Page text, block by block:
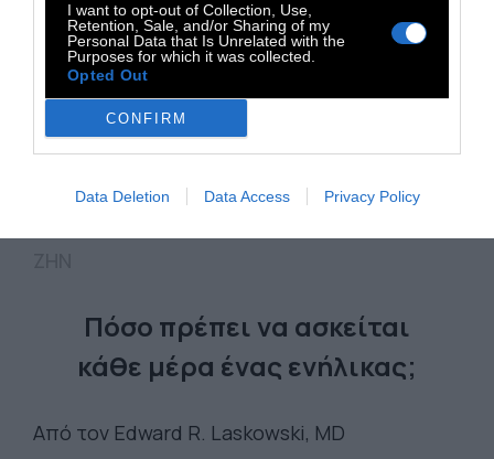
I want to opt-out of Collection, Use,
Retention, Sale, and/or Sharing of my
Personal Data that Is Unrelated with the
Purposes for which it was collected.
Opted Out
CONFIRM
Data Deletion Data Access Privacy Policy
Πόσο πρέπει να ασκείται
κάθε μέρα ένας ενήλικας;
Από τον Edward R. Laskowski, MD